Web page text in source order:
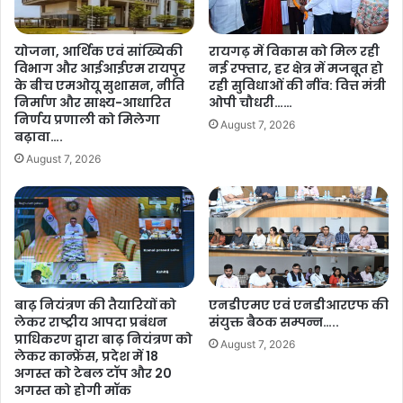
ज
के
प्र
ति
नि
धि
मं
के
स
द
स्यों
ने
सौ
ज
न्य
मु
ला
का
त
यं
प
र
1
1
5
श
रों
में
अ
ट
ल
प
रि
स
रों
का
लो
का
योजना, आर्थिक एवं सांख्यिकी
विभाग और आईआईएम रायपुर
के बीच एमओयू सुशासन, नीति
निर्माण और साक्ष्य-आधारित
निर्णय प्रणाली को मिलेगा
बढ़ावा….
August 7, 2026
रायगढ़ में विकास को मिल रही
नई रफ्तार, हर क्षेत्र में मजबूत हो
रही सुविधाओं की नींव: वित्त मंत्री
ओपी चौधरी……
August 7, 2026
बाढ़ नियंत्रण की तैयारियों को
लेकर राष्ट्रीय आपदा प्रबंधन
प्राधिकरण द्वारा बाढ़ नियंत्रण को
लेकर कान्फ्रेंस, प्रदेश में 18
अगस्त को टेबल टॉप और 20
अगस्त को होगी मॉक
एनडीएमए एवं एनडीआरएफ की
संयुक्त बैठक सम्पन्न…..
August 7, 2026